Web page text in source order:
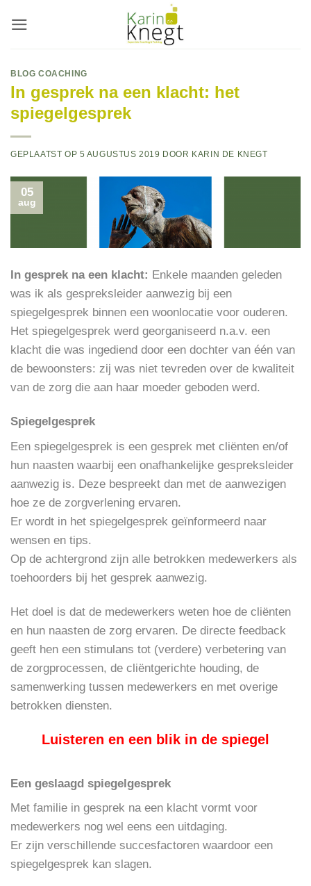
naar
BLOG COACHING
In gesprek na een klacht: het
spiegelgesprek
GEPLAATST OP 5 AUGUSTUS 2019 DOOR KARIN DE KNEGT
05
aug
In gesprek na een klacht: Enkele maanden geleden
was ik als gespreksleider aanwezig bij een
spiegelgesprek binnen een woonlocatie voor ouderen.
Het spiegelgesprek werd georganiseerd n.a.v. een
klacht die was ingediend door een dochter van één van
de bewoonsters: zij was niet tevreden over de kwaliteit
van de zorg die aan haar moeder geboden werd.
Spiegelgesprek
Een spiegelgesprek is een gesprek met cliënten en/of
hun naasten waarbij een onafhankelijke gespreksleider
aanwezig is. Deze bespreekt dan met de aanwezigen
hoe ze de zorgverlening ervaren.
Er wordt in het spiegelgesprek geïnformeerd naar
wensen en tips.
Op de achtergrond zijn alle betrokken medewerkers als
toehoorders bij het gesprek aanwezig.
Het doel is dat de medewerkers weten hoe de cliënten
en hun naasten de zorg ervaren. De directe feedback
geeft hen een stimulans tot (verdere) verbetering van
de zorgprocessen, de cliëntgerichte houding, de
samenwerking tussen medewerkers en met overige
betrokken diensten.
Luisteren en een blik in de spiegel
Een geslaagd spiegelgesprek
Met familie in gesprek na een klacht vormt voor
medewerkers nog wel eens een uitdaging.
Er zijn verschillende succesfactoren waardoor een
spiegelgesprek kan slagen.